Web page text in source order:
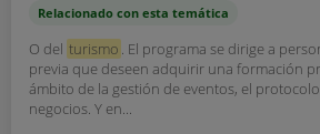
Relacionado con esta temática
O del turismo . El programa se dirige a
previa que deseen adquirir una formación
ámbito de la gestión de eventos, el
negocios. Y en...